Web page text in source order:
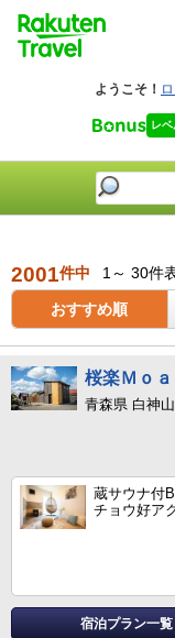
2001件中 1～ 30件
おすすめ順
桜楽Ｍｏ
青森県 白神
蔵サウナ付
チョウ好ア
宿泊プラン一覧